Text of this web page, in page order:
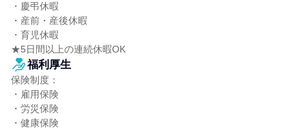
・慶弔休暇
・産前・産後休暇
・育児休暇
★5日間以上の連続休暇OK
福利厚生
保険制度：
・雇用保険
・労災保険
・健康保険